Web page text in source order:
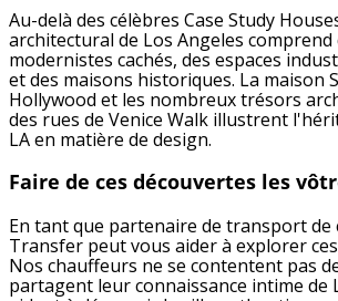
Au-delà des célèbres Case Study
architectural de Los Angeles comprend
modernistes cachés, des espaces
et des maisons historiques. La maison
Hollywood et les nombreux trésors
des rues de Venice Walk illustrent
LA en matière de design.
Faire de ces découvertes les
En tant que partenaire de transport de
Transfer peut vous aider à explorer
Nos chauffeurs ne se contentent pas
partagent leur connaissance intime de